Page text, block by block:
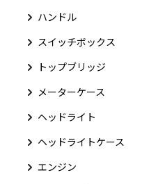
ハンドル
スイッチボックス
トップブリッジ
メーターケース
ヘッドライト
ヘッドライトケース
エンジン